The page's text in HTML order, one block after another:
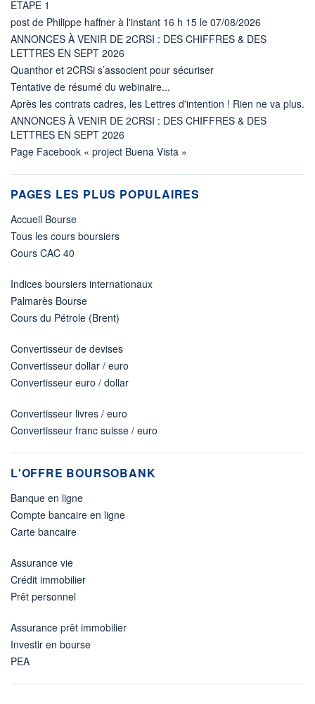
ETAPE 1
post de Philippe haffner à l'instant 16 h 15 le 07/08/2026
ANNONCES À VENIR DE 2CRSI : DES CHIFFRES & DES
LETTRES EN SEPT 2026
Quanthor et 2CRSi s’associent pour sécuriser
Tentative de résumé du webinaire...
Après les contrats cadres, les Lettres d'intention ! Rien ne va plus.
ANNONCES À VENIR DE 2CRSI : DES CHIFFRES & DES
LETTRES EN SEPT 2026
Page Facebook « project Buena Vista »
PAGES LES PLUS POPULAIRES
Accueil Bourse
Tous les cours boursiers
Cours CAC 40
Indices boursiers internationaux
Palmarès Bourse
Cours du Pétrole (Brent)
Convertisseur de devises
Convertisseur dollar / euro
Convertisseur euro / dollar
Convertisseur livres / euro
Convertisseur franc suisse / euro
L'OFFRE BOURSOBANK
Banque en ligne
Compte bancaire en ligne
Carte bancaire
Assurance vie
Crédit immobilier
Prêt personnel
Assurance prêt immobilier
Investir en bourse
PEA